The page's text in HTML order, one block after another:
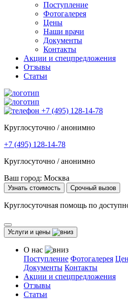
Поступление
Фотогалерея
Цены
Наши врачи
Документы
Контакты
Акции и спецпредложения
Отзывы
Статьи
+7 (495) 128-14-78
Круглосуточно / анонимно
+7 (495) 128-14-78
Круглосуточно / анонимно
Ваш город: Москва
Узнать стоимость Срочный вызов
Круглосуточная помощь по
Услуги и цены
О нас
Поступление Фотогалерея
Документы Контакты
Акции и спецпредложения
Отзывы
Статьи